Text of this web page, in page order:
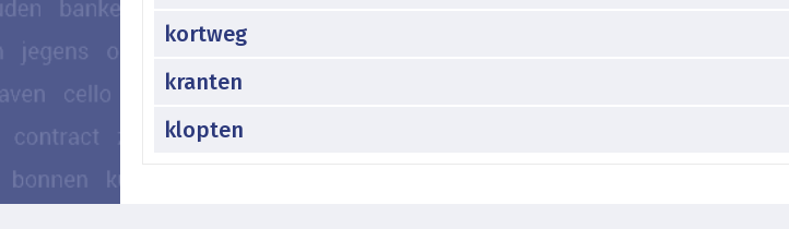
kortweg
kranten
klopten